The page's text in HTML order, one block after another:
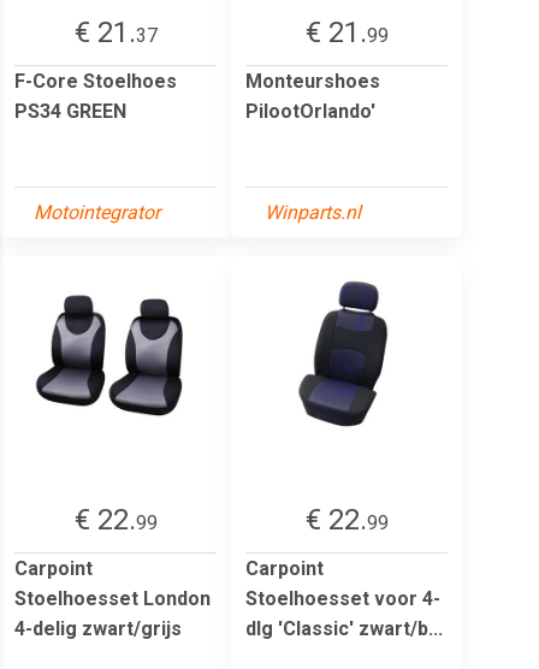
€ 21.37
F-Core Stoelhoes
PS34 GREEN
Motointegrator
€ 21.99
Monteurshoes
PilootOrlando'
Winparts.nl
€ 22.99
Carpoint
Stoelhoesset London
4-delig zwart/grijs
€ 22.99
Carpoint
Stoelhoesset voor 4-
dlg 'Classic' zwart/b...